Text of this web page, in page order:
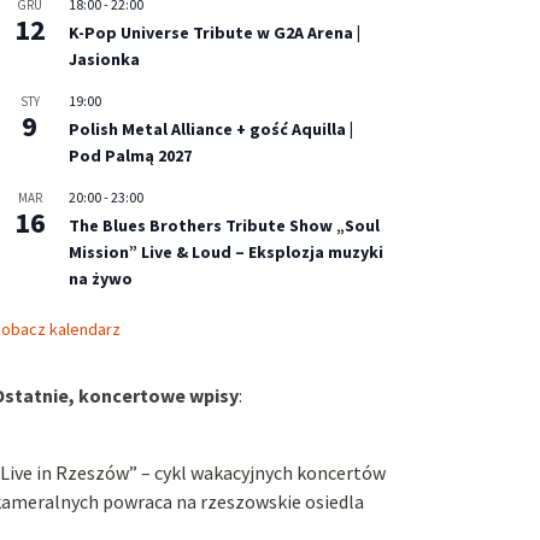
GRU
12
18:00-22:00
K-Pop Universe Tribute w G2A Arena |
Jasionka
STY
9
19:00
Polish Metal Alliance + gość Aquilla |
Pod Palmą 2027
MAR
16
20:00-23:00
The Blues Brothers Tribute Show „Soul
Mission” Live & Loud – Eksplozja muzyki
na żywo
kalendarz
koncertowe wpisy:
in Rzeszów” – cykl wakacyjnych koncertów
powraca na rzeszowskie osiedla